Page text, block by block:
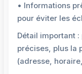
• Informations
pour éviter les
Détail important
précises, plus la
(adresse,